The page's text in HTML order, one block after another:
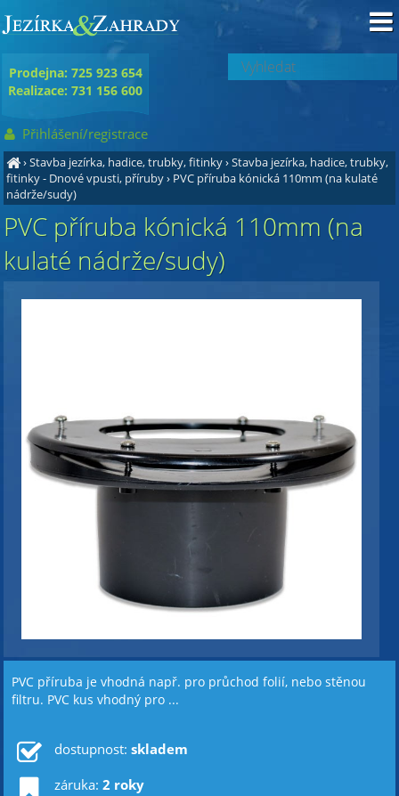
›Stavba jezírka, hadice, trubky, fitinky›Stavba jezírka, hadice, trubky,
fitinky - Dnové vpusti, příruby› PVC příruba kónická 110mm (na kulaté
nádrže/sudy)
PVC příruba kónická 110mm (na
kulaté nádrže/sudy)
PVC příruba je vhodná např. pro průchod folií, nebo stěnou
filtru. PVC kus vhodný pro ...
dostupnost: skladem
záruka: 2 roky
Prodejna: 725 923 654
Realizace: 731 156 600
Přihlášení/registrace